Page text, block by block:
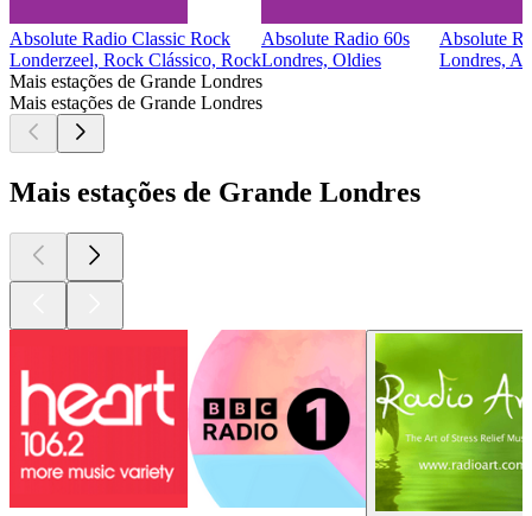
Absolute Radio Classic Rock
Londerzeel, Rock Clássico, Rock
Absolute Radio 60s
Londres, Oldies
Absolute
Londres,
Mais estações de Grande Londres
Mais estações de Grande Londres
Mais estações de Grande Londres